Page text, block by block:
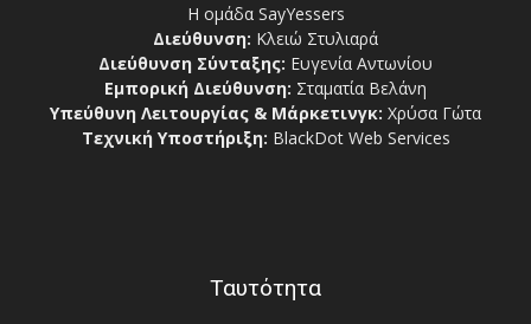
Η ομάδα SayYessers
Διεύθυνση: Κλειώ Στυλιαρά
Διεύθυνση Σύνταξης: Ευγενία Αντωνίου
Εμπορική Διεύθυνση: Σταματία Βελάνη
Υπεύθυνη Λειτουργίας & Μάρκετινγκ: Χρύσα Γώτα
Τεχνική Υποστήριξη: BlackDot Web Services
Ταυτότητα